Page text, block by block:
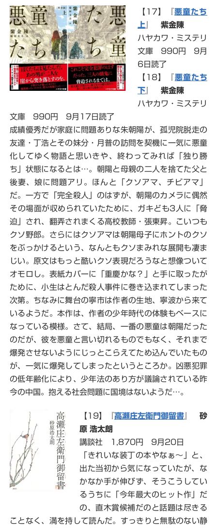
【17】『悪童たち
上
紫金陳
ハヤカワ・ミステリ
文庫 990円 9月
6日読了
【18】『悪童たち
下 』 紫金陳
ハヤカワ・ミステリ
文庫 990円 9月17日読了
成績優秀だが家庭に問題ありな朱朝陽が、孤児院脱走の
友達・丁浩とその妹分・月普の訪問を契機に一気に悪童
化してゆく物語と思いきや、終わってみれば「独り勝
ち」状態になるとは…。朝陽と母親の二人を捨てた父と
後妻、娘に問題アリ。ほんと「クソアマ、チビアマ」
だ。一方で「完全殺人」のはずが、朝陽のカメラに偶然
その場面が収められていたために、ガキども3人に「脅
迫」され、翻弄されまくる高校教師・張東昇。こいつも
クソ野郎。さらにはクソアマは朝陽母子にホントのクソ
をぶっかけるという、なんともクソまみれな展開も凄ま
じい。原文はもっと酷いクソ表現だろうなと想像ついて
オモロし。表紙カバーに「重慶かな？」と手に取ったが
ために、小生はとんだ殺人事件に巻き込まれてしまった
次第。ちなみに舞台の寧市は作者の生地、寧波から来て
いるようだ。本作は、作者の少年時代の体験もベースに
なっている模様。さて、結局、一番の悪童は朝陽だった
のだが、彼を悪童と言い切れるものでもなく、それまで
爆発させないようにじっとこらえてため込んでいたもの
が、一気に爆発してしまったというところか。凶悪犯罪
の低年齢化により、少年法のあり方が議論されている昨
今の中国。抱える社会問題に国境はないようだ…。
【19】『高瀬庄左衛門御留書
砂
原 浩太朗
講談社 1,870円 9月20日
「きれいな装丁の本やなぁ～」と、
出た当初から気になっていたが、な
かなか手が伸びず、そうこうしてい
るうちに「今年最大のヒット作」だ
の、直木賞候補だのと話題は尽きる
ことなく、満を持して読んだ。すっきりと無駄のない静